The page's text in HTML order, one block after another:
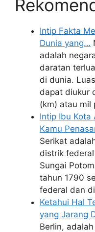
Intip Fakta
Dunia yang…
adalah
daratan
di dunia.
dapat diukur
(km) atau mil
Intip Ibu Kota
Kamu
Serikat
distrik
Sungai
tahun 1790
federal dan
Ketahui Hal
yang Jarang
Berlin,